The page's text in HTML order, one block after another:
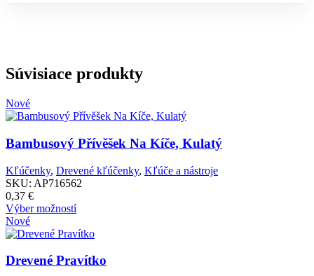
Poznámka:
PARAMETRE
Poznámka:
PARAMETRE
Poznámka:
Súvisiace produkty
Nové
Bambusový Přívěšek Na Kíče, Kulatý
Kľúčenky, Drevené kľúčenky, Kľúče a nástroje
SKU: AP716562
0,37 €
Výber možnostíTento
má
variantov.
Nové
Drevené Pravítko